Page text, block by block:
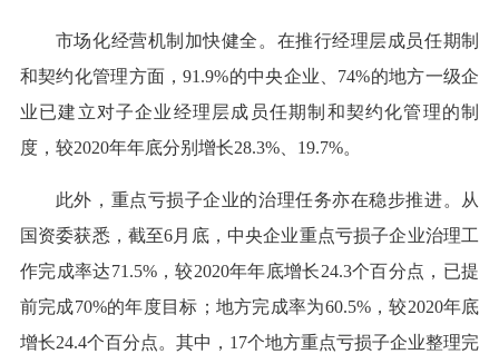
市场化经营机制加快健全。在推行经理层成员任期制
和契约化管理方面，91.9%的中央企业、74%的地方一级企
业已建立对子企业经理层成员任期制和契约化管理的制
度，较2020年年底分别增长28.3%、19.7%。
此外，重点亏损子企业的治理任务亦在稳步推进。从
国资委获悉，截至6月底，中央企业重点亏损子企业治理工
作完成率达71.5%，较2020年年底增长24.3个百分点，已提
前完成70%的年度目标；地方完成率为60.5%，较2020年底
增长24.4个百分点。其中，17个地方重点亏损子企业整理完